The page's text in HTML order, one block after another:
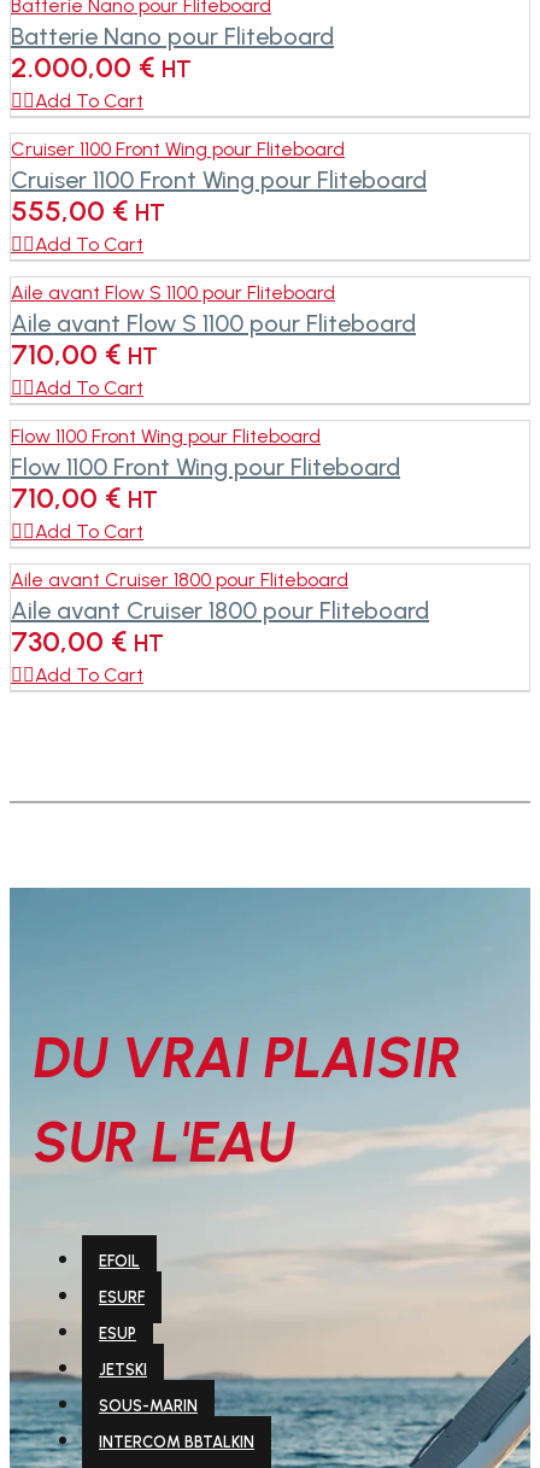
Batterie Nano pour Fliteboard
Batterie Nano pour Fliteboard
2.000,00 € HT
Add To Cart
Cruiser 1100 Front Wing pour Fliteboard
Cruiser 1100 Front Wing pour Fliteboard
555,00 € HT
Add To Cart
Aile avant Flow S 1100 pour Fliteboard
Aile avant Flow S 1100 pour Fliteboard
710,00 € HT
Add To Cart
Flow 1100 Front Wing pour Fliteboard
Flow 1100 Front Wing pour Fliteboard
710,00 € HT
Add To Cart
Aile avant Cruiser 1800 pour Fliteboard
Aile avant Cruiser 1800 pour Fliteboard
730,00 € HT
Add To Cart
DU VRAI PLAISIR
SUR L'EAU
EFOIL
ESURF
ESUP
JETSKI
SOUS-MARIN
INTERCOM BBTALKIN